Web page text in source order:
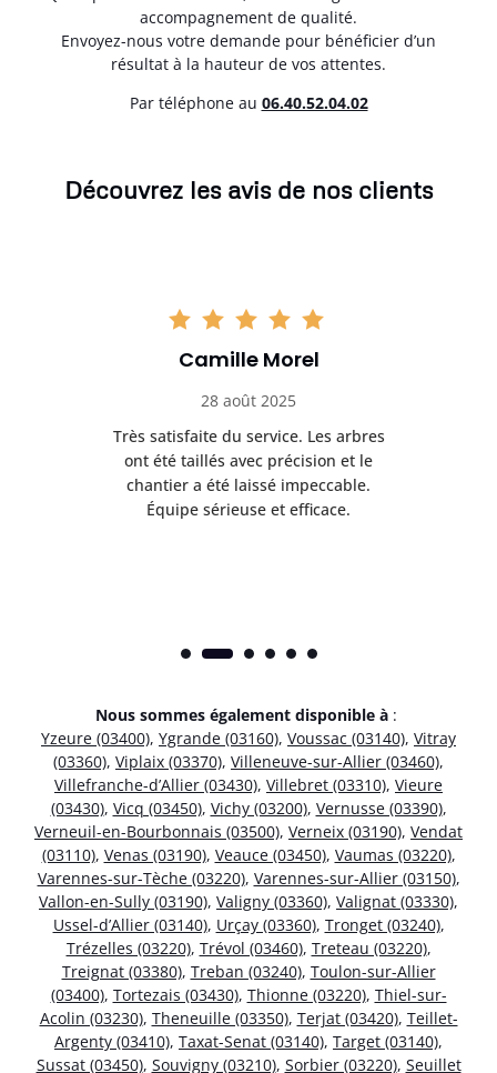
accompagnement de qualité.
Envoyez-nous votre demande pour bénéficier d’un
résultat à la hauteur de vos attentes.
Par téléphone au 06.40.52.04.02
Découvrez les avis de nos clients
Camille Morel
28 août 2025
Très satisfaite du service. Les arbres
ont été taillés avec précision et le
chantier a été laissé impeccable.
Équipe sérieuse et efficace.
Nous sommes également disponible à :
Yzeure (03400), Ygrande (03160), Voussac (03140), Vitray
(03360), Viplaix (03370), Villeneuve-sur-Allier (03460),
Villefranche-d’Allier (03430), Villebret (03310), Vieure
(03430), Vicq (03450), Vichy (03200), Vernusse (03390),
Verneuil-en-Bourbonnais (03500), Verneix (03190), Vendat
(03110), Venas (03190), Veauce (03450), Vaumas (03220),
Varennes-sur-Tèche (03220), Varennes-sur-Allier (03150),
Vallon-en-Sully (03190), Valigny (03360), Valignat (03330),
Ussel-d’Allier (03140), Urçay (03360), Tronget (03240),
Trézelles (03220), Trévol (03460), Treteau (03220),
Treignat (03380), Treban (03240), Toulon-sur-Allier
(03400), Tortezais (03430), Thionne (03220), Thiel-sur-
Acolin (03230), Theneuille (03350), Terjat (03420), Teillet-
Argenty (03410), Taxat-Senat (03140), Target (03140),
Sussat (03450), Souvigny (03210), Sorbier (03220), Seuillet